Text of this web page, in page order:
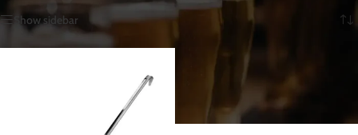
Show sidebar